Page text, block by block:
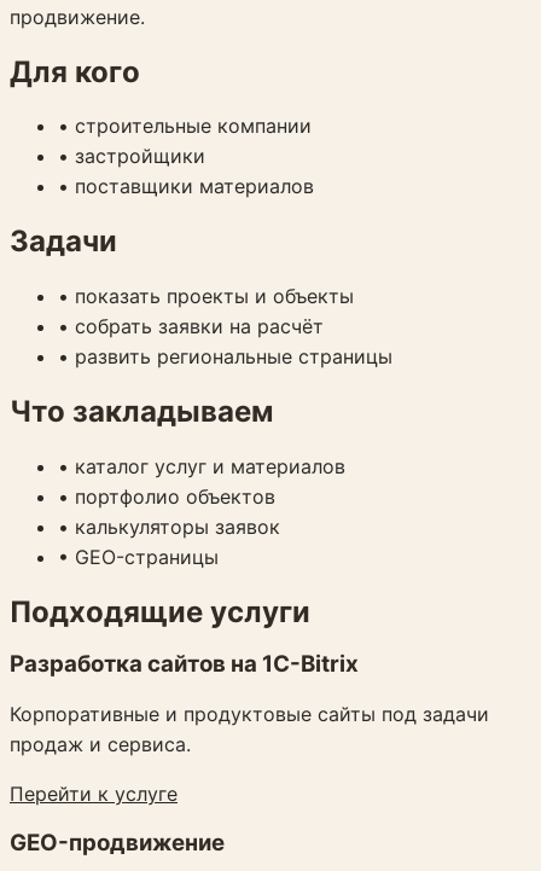
продвижение.
Для кого
• строительные компании
• застройщики
• поставщики материалов
Задачи
• показать проекты и объекты
• собрать заявки на расчёт
• развить региональные страницы
Что закладываем
• каталог услуг и материалов
• портфолио объектов
• калькуляторы заявок
• GEO-страницы
Подходящие услуги
Разработка сайтов на 1C-Bitrix
Корпоративные и продуктовые сайты под задачи
продаж и сервиса.
Перейти к услуге
GEO-продвижение